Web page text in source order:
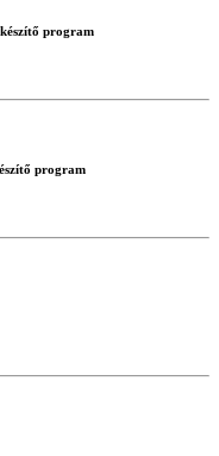
program
program